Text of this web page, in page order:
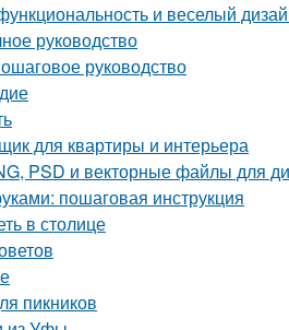
и веселый
руководство
руководство
для квартиры и интерьера
PSD и векторные файлы для
пошаговая инструкция
в столице
пикников